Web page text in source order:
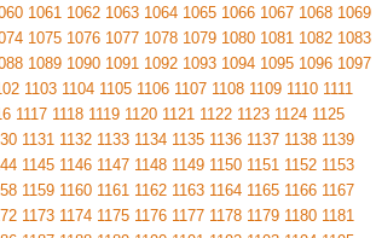
1061 1062 1063 1064 1065 1066 1067 1068 1069
1075 1076 1077 1078 1079 1080 1081 1082 1083
1089 1090 1091 1092 1093 1094 1095 1096 1097
1103 1104 1105 1106 1107 1108 1109 1110 1111
1117 1118 1119 1120 1121 1122 1123 1124 1125
1131 1132 1133 1134 1135 1136 1137 1138 1139
1145 1146 1147 1148 1149 1150 1151 1152 1153
1159 1160 1161 1162 1163 1164 1165 1166 1167
1173 1174 1175 1176 1177 1178 1179 1180 1181